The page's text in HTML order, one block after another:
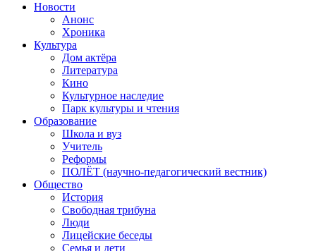
Новости
Анонс
Хроника
Культура
Дом актёра
Литература
Кино
Культурное наследие
Парк культуры и чтения
Образование
Школа и вуз
Учитель
Реформы
ПОЛЁТ (научно-педагогический вестник)
Общество
История
Свободная трибуна
Люди
Лицейские беседы
Семья и дети